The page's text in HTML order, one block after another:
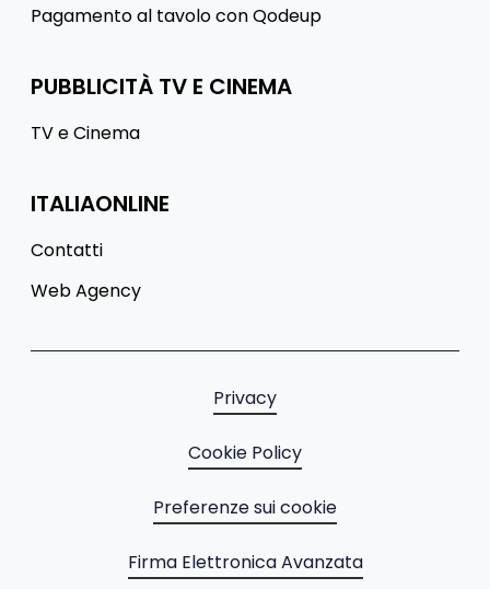
Pagamento al tavolo con Qodeup
PUBBLICITÀ TV E CINEMA
TV e Cinema
ITALIAONLINE
Contatti
Web Agency
Privacy
Cookie Policy
Preferenze sui cookie
Firma Elettronica Avanzata